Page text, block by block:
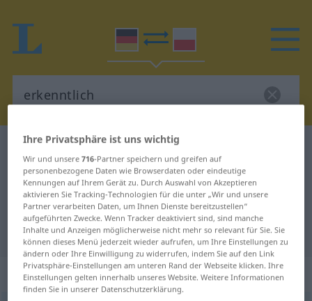
Deutsch-Polnisch Wörterbuch
Deutsch-Polnisch Übersetzung für
"erkenntlich"
"erkenntlich" Polnisch Übersetzung
„erkenntlich“: Adjektiv
Ihre Privatsphäre ist uns wichtig
Wir und unsere716-Partner speichern und greifen auf
personenbezogene Daten wie Browserdaten oder eindeutige
Kennungen auf Ihrem Gerät zu. Durch Auswahl von Akzeptieren
aktivieren Sie Tracking-Technologien für die unter „Wir und unsere
Partner verarbeiten Daten, um Ihnen Dienste bereitzustellen“
aufgeführten Zwecke. Wenn Tracker deaktiviert sind, sind manche
Inhalte und Anzeigen möglicherweise nicht mehr so relevant für Sie. Sie
können dieses Menü jederzeit wieder aufrufen, um Ihre Einstellungen zu
ändern oder Ihre Einwilligung zu widerrufen, indem Sie auf den Link
Privatsphäre-Einstellungen am unteren Rand der Webseite klicken. Ihre
Einstellungen gelten innerhalb unseres Website. Weitere Informationen
finden Sie in unserer Datenschutzerklärung.